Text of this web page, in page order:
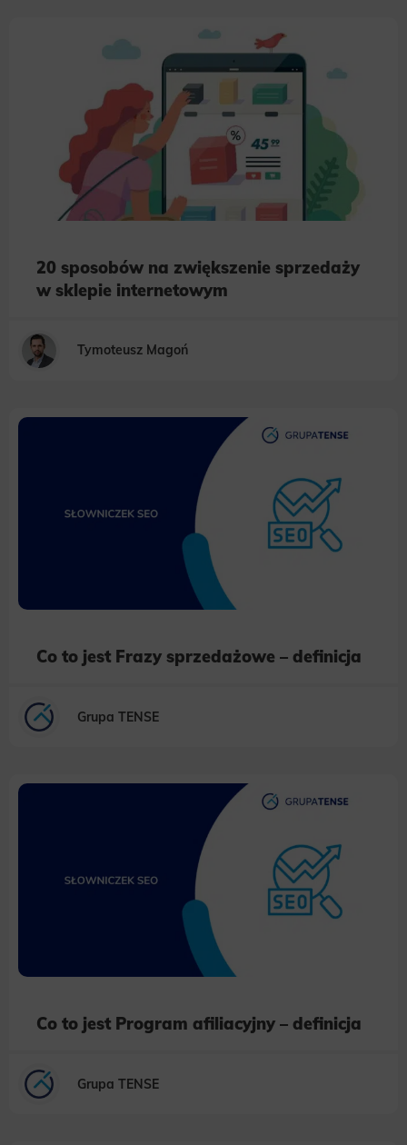
20 sposobów na zwiększenie sprzedaży
w sklepie internetowym
Tymoteusz Magoń
Co to jest Frazy sprzedażowe – definicja
Grupa TENSE
Co to jest Program afiliacyjny – definicja
Grupa TENSE